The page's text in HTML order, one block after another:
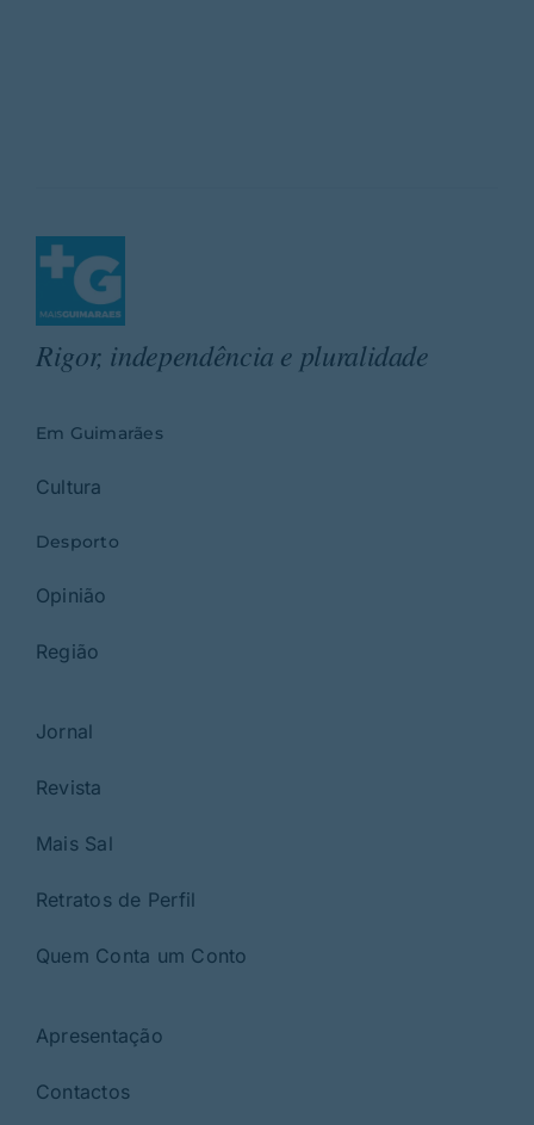
Rigor, independência e pluralidade
Em Guimarães
Cultura
Desporto
Opinião
Região
Jornal
Revista
Mais Sal
Retratos de Perfil
Quem Conta um Conto
Apresentação
Contactos